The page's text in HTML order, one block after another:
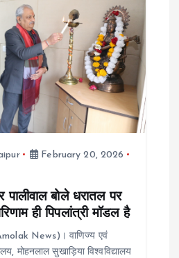
February 20, 2026
पालीवाल बोले धरातल पर
ही पिपलांत्री मॉडल है
News)। वाणिज्य एवं
मोहनलाल सुखाड़िया विश्वविद्यालय